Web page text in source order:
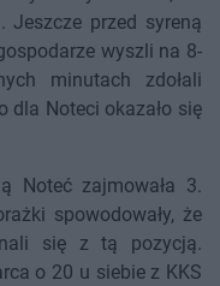
Jeszcze przed syreną
wyszli na 8-
minutach zdołali
dla Noteci okazało się
Noteć zajmowała 3.
spowodowały, że
się z tą pozycją.
o 20 u siebie z KKS